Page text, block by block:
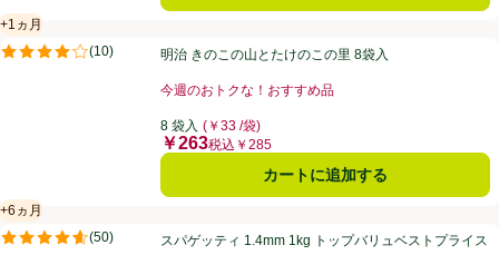
明治 きのこの山とたけのこの里 8袋入
+1ヵ月
賞味・消費期限保証：1ヵ月
(10)
評価は10件のレビューで5点中4.1点。明治 きのこの山とたけのこの里 8袋入
今週のおトクな！おすすめ品
8 袋入 (￥33 /袋)
価格
￥263税込￥285
カートに追加する
スパゲッティ 1.4mm 1kg トップバリュベストプライス
+6ヵ月
賞味・消費期限保証：6ヵ月
(50)
評価は50件のレビューで5点中4.6点。スパゲッティ 1.4mm 1kg トップバリュベストプライス